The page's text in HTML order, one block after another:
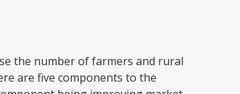
the number of farmers and rural
are five components to the